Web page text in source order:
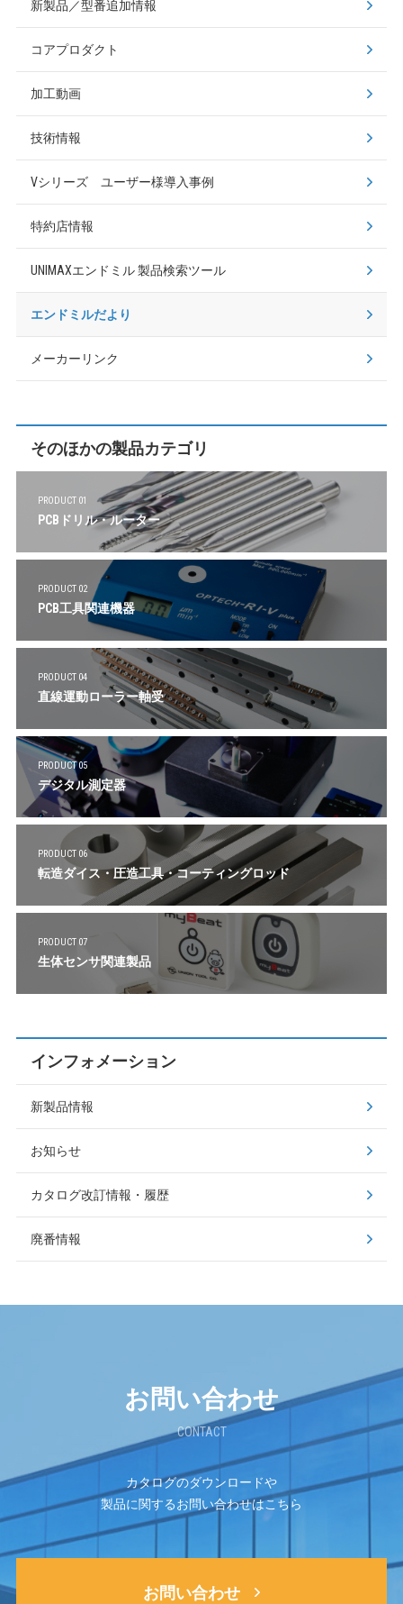
新製品／型番追加情報
コアプロダクト
加工動画
技術情報
Vシリーズ ユーザー様導入事例
特約店情報
UNIMAXエンドミル製品検索ツール
エンドミルだより
メーカーリンク
そのほかの製品カテゴリ
PRODUCT 01
PCBドリル・ルーター
PRODUCT 02
PCB工具関連機器
PRODUCT 04
直線運動ローラー軸受
PRODUCT 05
デジタル測定器
PRODUCT 06
転造ダイス・圧造工具・コーティングロッド
PRODUCT 07
生体センサ関連製品
インフォメーション
新製品情報
お知らせ
カタログ改訂情報・履歴
廃番情報
お問い合わせ
CONTACT
カタログのダウンロードや
製品に関するお問い合わせはこちら
お問い合わせ